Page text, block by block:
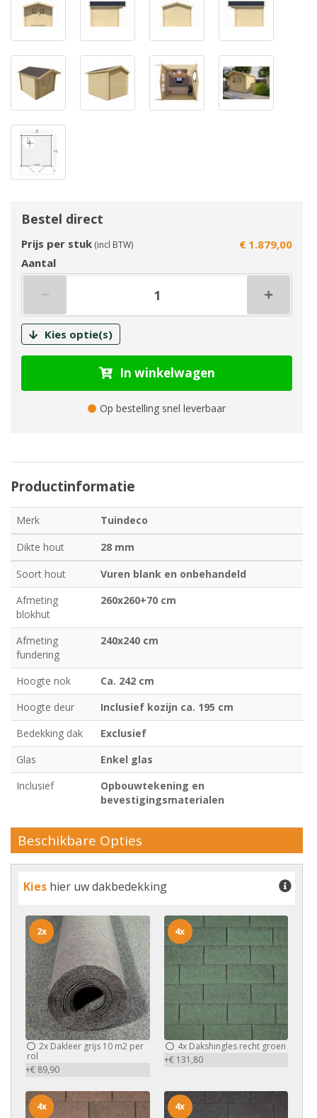
Bestel direct
Prijs per stuk (incl BTW)
€ 1.879,00
Aantal
Kies optie(s)
In winkelwagen
Op bestelling snel leverbaar
Productinformatie
Merk
Tuindeco
Dikte hout
28 mm
Soort hout
Vuren blank en onbehandeld
Afmeting
blokhut
260x260+70 cm
Afmeting
fundering
240x240 cm
Hoogte nok
Ca. 242 cm
Hoogte deur
Inclusief kozijn ca. 195 cm
Bedekking dak
Exclusief
Glas
Enkel glas
Inclusief
Opbouwtekening en
bevestigingsmaterialen
Beschikbare Opties
Kies hier uw dakbedekking
2x Dakleer grijs 10 m2 per
rol
+€ 89,90
2x
4xDakshingles recht groen
+€ 131,80
4x
4x 4x